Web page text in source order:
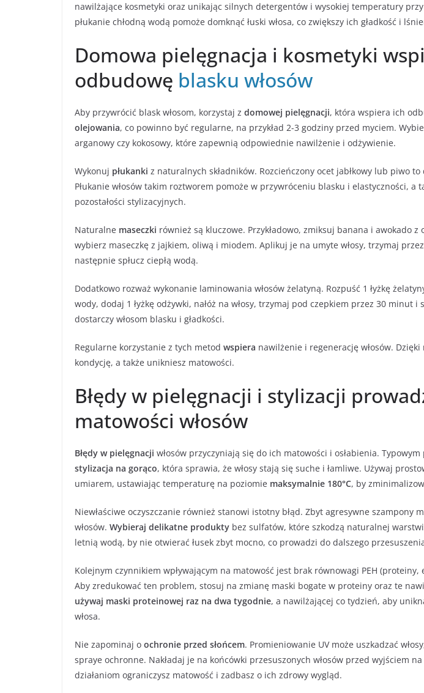
nawilżające kosmetyki oraz unikając silnych detergentów i wysokiej temperatury
płukanie chłodną wodą pomoże domknąć łuski włosa, co zwiększy ich gładkość i
Domowa pielęgnacja i kosmetyki
odbudowę blasku włosów
Aby przywrócić blask włosom, korzystaj z domowej pielęgnacji, która wspiera ich
olejowania, co powinno być regularne, na przykład 2-3 godziny przed myciem.
arganowy czy kokosowy, które zapewnią odpowiednie nawilżenie i odżywienie.
Wykonuj płukanki z naturalnych składników. Rozcieńczony ocet jabłkowy lub piwo to
Płukanie włosów takim roztworem pomoże w przywróceniu blasku i elastyczności, a
pozostałości stylizacyjnych.
Naturalne maseczki również są kluczowe. Przykładowo, zmiksuj banana i awokado
wybierz maseczkę z jajkiem, oliwą i miodem. Aplikuj je na umyte włosy, trzymaj
następnie spłucz ciepłą wodą.
Dodatkowo rozważ wykonanie laminowania włosów żelatyną. Rozpuść 1 łyżkę
wody, dodaj 1 łyżkę odżywki, nałóż na włosy, trzymaj pod czepkiem przez 30 minut i
dostarczy włosom blasku i gładkości.
Regularne korzystanie z tych metod wspiera nawilżenie i regenerację włosów.
kondycję, a także unikniesz matowości.
Błędy w pielęgnacji i stylizacji
matowości włosów
Błędy w pielęgnacji włosów przyczyniają się do ich matowości i osłabienia.
stylizacja na gorąco, która sprawia, że włosy stają się suche i łamliwe. Używaj
umiarem, ustawiając temperaturę na poziomie maksymalnie 180°C, by
Niewłaściwe oczyszczanie również stanowi istotny błąd. Zbyt agresywne szampony
włosów. Wybieraj delikatne produkty bez sulfatów, które szkodzą naturalnej
letnią wodą, by nie otwierać łusek zbyt mocno, co prowadzi do dalszego
Kolejnym czynnikiem wpływającym na matowość jest brak równowagi PEH
Aby zredukować ten problem, stosuj na zmianę maski bogate w proteiny oraz te
używaj maski proteinowej raz na dwa tygodnie, a nawilżającej co tydzień, aby
włosa.
Nie zapominaj o ochronie przed słońcem. Promieniowanie UV może uszkadzać
spraye ochronne. Nakładaj je na końcówki przesuszonych włosów przed wyjściem na
działaniom ograniczysz matowość i zadbasz o ich zdrowy wygląd.